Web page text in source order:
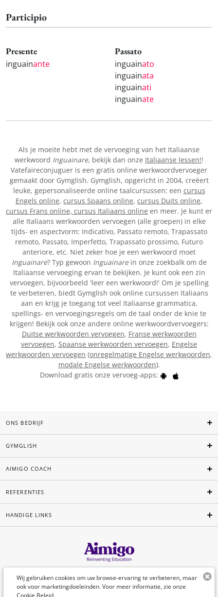
Participio
Presente
inguainante
Passato
inguainato
inguainata
inguainati
inguainate
Als je moeite hebt met de vervoeging van het Italiaanse
werkwoord Inguainare, bekijk dan onze Italiaanse lessen!!
Vatefaireconjuguer is een gratis online werkwoordvervoeger
gemaakt door Gymglish. Gymglish, opgericht in 2004, creëert
leuke, gepersonaliseerde online taalcursussen: een cursus
Engels online, cursus Spaans online, cursus Duits online,
cursus Frans online, cursus Italiaans online en meer. Je kunt er
alle Italiaans werkwoorden vervoegen (alle groepen) in elke
tijds- en aspectvorm: Indicativo, Passato remoto, Trapassato
remoto, Passato, Imperfetto, Trapassato prossimo, Futuro
anteriore, etc. Niet zeker hoe je een werkwoord moet
Inguainare? Typ gewoon Inguainarein onze zoekbalk om de
Italiaanse vervoeging ervan te bekijken. Je kunt ook een zin
vervoegen, bijvoorbeeld 'leer een werkwoord!' Om je spelling
te verbeteren, biedt Gymglish ook online cursussen Italiaans
aan en krijg je toegang tot veel Italiaanse grammatica,
spellings- en vervoegingsregels om de taal onder de knie te
krijgen! Bekijk ook onze andere online werkwoordvervoegers:
Duitse werkwoorden vervoegen, Franse werkwoorden
vervoegen, Spaanse werkwoorden vervoegen, Engelse
werkwoorden vervoegen (onregelmatige Engelse werkwoorden,
modale Engelse werkwoorden).
Download gratis onze vervoeg-apps:
Wij gebruiken cookies om uw browse-ervaring te verbeteren, maar
ook voor marketingdoeleinden. Voor meer informatie, zie onze
Cookie Beleid.
ONS BEDRIJF
GYMGLISH
AIMIGO COACH
REFERENTIES
HANDIGE LINKS
Nederlands